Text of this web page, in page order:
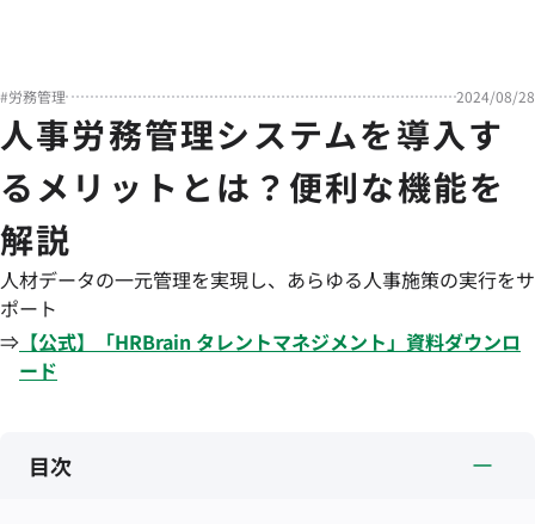
#労務管理 2024/08/28
人事労務管理システムを導入す
るメリットとは？便利な機能を
解説
人材データの一元管理を実現し、あらゆる人事施策の実行をサ
ポート
⇒ 【公式】「HRBrain タレントマネジメント」資料ダウンロ
ード
目次